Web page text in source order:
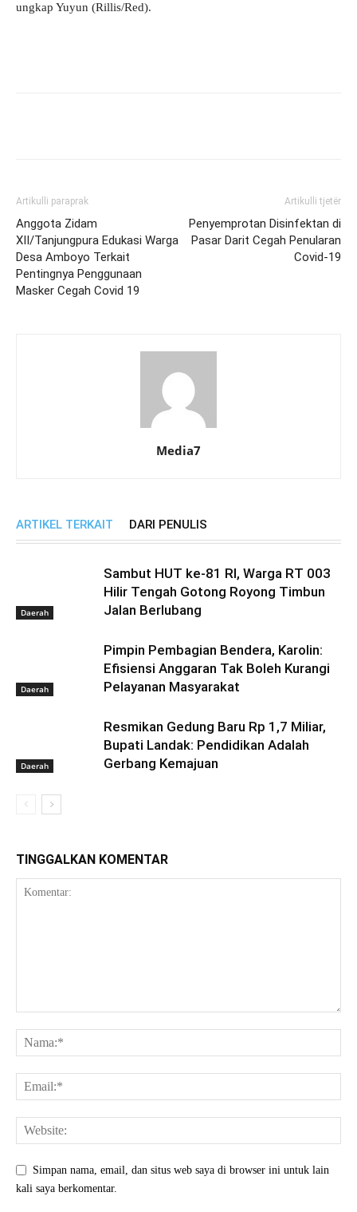
ungkap Yuyun (Rillis/Red).
Artikulli paraprak
Anggota Zidam
XII/Tanjungpura Edukasi Warga
Desa Amboyo Terkait
Pentingnya Penggunaan
Masker Cegah Covid 19
Artikulli tjetër
Penyemprotan Disinfektan di
Pasar Darit Cegah Penularan
Covid-19
Media7
ARTIKEL TERKAIT DARI PENULIS
Daerah
Sambut HUT ke-81 RI, Warga RT 003
Hilir Tengah Gotong Royong Timbun
Jalan Berlubang
Daerah
Pimpin Pembagian Bendera, Karolin:
Efisiensi Anggaran Tak Boleh Kurangi
Pelayanan Masyarakat
Daerah
Resmikan Gedung Baru Rp 1,7 Miliar,
Bupati Landak: Pendidikan Adalah
Gerbang Kemajuan
TINGGALKAN KOMENTAR
Simpan nama, email, dan situs web saya di browser ini untuk lain
kali saya berkomentar.